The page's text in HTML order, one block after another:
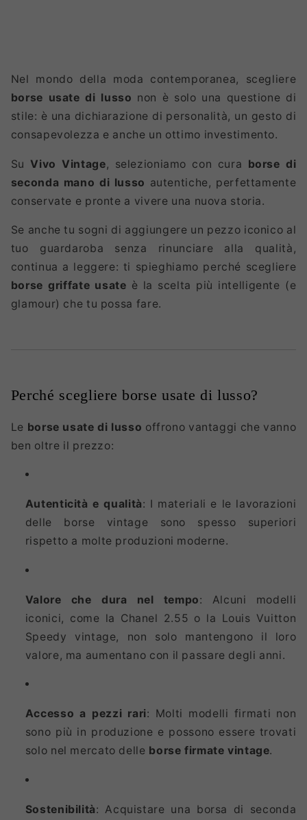
Nel mondo della moda contemporanea, scegliere
borse usate di lusso non è solo una questione di
stile: è una dichiarazione di personalità, un gesto di
consapevolezza e anche un ottimo investimento.
Su Vivo Vintage, selezioniamo con cura borse di
seconda mano di lusso autentiche, perfettamente
conservate e pronte a vivere una nuova storia.
Se anche tu sogni di aggiungere un pezzo iconico al
tuo guardaroba senza rinunciare alla qualità,
continua a leggere: ti spieghiamo perché scegliere
borse griffate usate è la scelta più intelligente (e
glamour) che tu possa fare.
Perché scegliere borse usate di lusso?
Le borse usate di lusso offrono vantaggi che vanno
ben oltre il prezzo:
Autenticità e qualità: I materiali e le lavorazioni
delle borse vintage sono spesso superiori
rispetto a molte produzioni moderne.
Valore che dura nel tempo: Alcuni modelli
iconici, come la Chanel 2.55 o la Louis Vuitton
Speedy vintage, non solo mantengono il loro
valore, ma aumentano con il passare degli anni.
Accesso a pezzi rari: Molti modelli firmati non
sono più in produzione e possono essere trovati
solo nel mercato delle borse firmate vintage.
Sostenibilità: Acquistare una borsa di seconda